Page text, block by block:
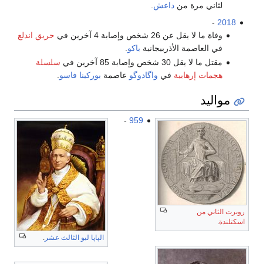
لثاني مرة من داعش.
2018
-
وفاة ما لا يقل عن 26 شخص وإصابة 4 آخرين في
حريق اندلع
في العاصمة الأذربيجانية باكو.
مقتل ما لا يقل 30 شخص وإصابة 85 آخرين في
سلسلة
هجمات إرهابية في واگادوگو عاصمة بوركينا فاسو
مواليد
روبرت الثاني من
اسكتلندة.
الپاپا ليو الثالث عشر .
959
-